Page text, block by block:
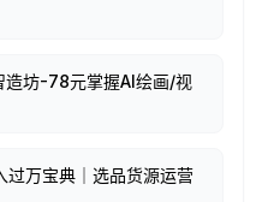
造坊-78元掌握AI绘画/视
过万宝典｜选品货源运营